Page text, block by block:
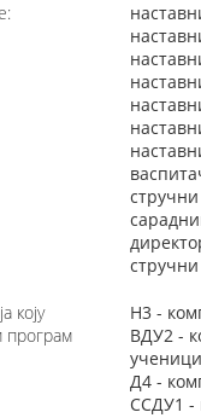
коју
програм
Н3 -
ВДУ2 -
Д4 -
ССДУ1 -